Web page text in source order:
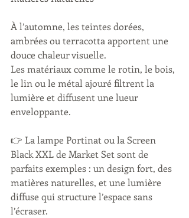
À l’automne, les teintes dorées,
ambrées ou terracotta apportent une
douce chaleur visuelle.
Les matériaux comme le rotin, le bois,
le lin ou le métal ajouré filtrent la
lumière et diffusent une lueur
enveloppante.
👉 La lampe Portinat ou la Screen
Black XXL de Market Set sont de
parfaits exemples : un design fort, des
matières naturelles, et une lumière
diffuse qui structure l’espace sans
l’écraser.